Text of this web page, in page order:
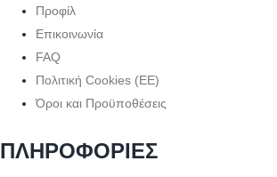
Προφίλ
Επικοινωνία
FAQ
Πολιτική Cookies (ΕΕ)
Όροι και Προϋποθέσεις
ΠΛΗΡΟΦΟΡΙΕΣ